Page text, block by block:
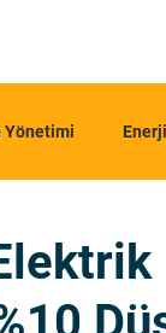
Yönetimi